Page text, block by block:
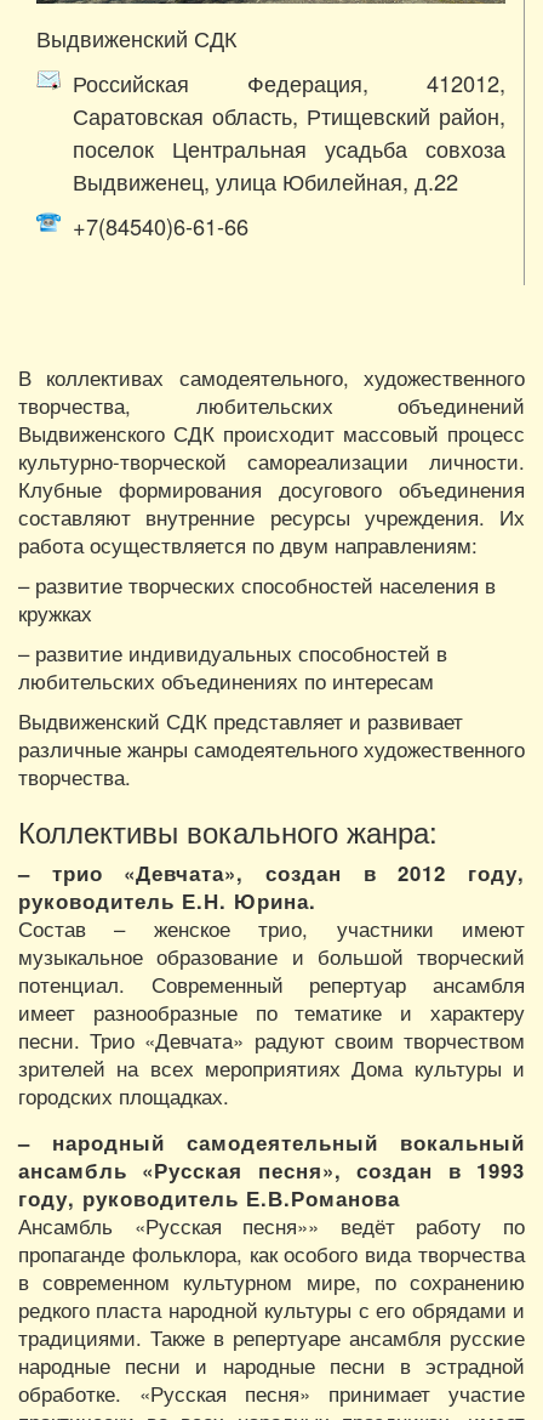
Выдвиженский СДК
Российская Федерация, 412012,
Саратовская область, Ртищевский район,
поселок Центральная усадьба совхоза
Выдвиженец, улица Юбилейная, д.22
+7(84540)6-61-66
В коллективах самодеятельного, художественного
творчества, любительских объединений
Выдвиженского СДК происходит массовый процесс
культурно-творческой самореализации личности.
Клубные формирования досугового объединения
составляют внутренние ресурсы учреждения. Их
работа осуществляется по двум направлениям:
– развитие творческих способностей населения в
кружках
– развитие индивидуальных способностей в
любительских объединениях по интересам
Выдвиженский СДК представляет и развивает
различные жанры самодеятельного художественного
творчества.
Коллективы вокального жанра:
– трио «Девчата», создан в 2012 году,
руководитель Е.Н. Юрина.
Состав – женское трио, участники имеют
музыкальное образование и большой творческий
потенциал. Современный репертуар ансамбля
имеет разнообразные по тематике и характеру
песни. Трио «Девчата» радуют своим творчеством
зрителей на всех мероприятиях Дома культуры и
городских площадках.
– народный самодеятельный вокальный
ансамбль «Русская песня», создан в 1993
году, руководитель Е.В.Романова
Ансамбль «Русская песня»» ведёт работу по
пропаганде фольклора, как особого вида творчества
в современном культурном мире, по сохранению
редкого пласта народной культуры с его обрядами и
традициями. Также в репертуаре ансамбля русские
народные песни и народные песни в эстрадной
обработке. «Русская песня» принимает участие